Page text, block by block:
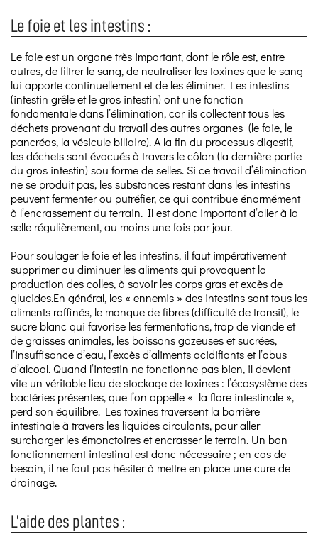
Le foie et les intestins :
Le foie est un organe très important, dont le rôle est, entre
autres, de filtrer le sang, de neutraliser les toxines que le sang
lui apporte continuellement et de les éliminer. Les intestins
(intestin grêle et le gros intestin) ont une fonction
fondamentale dans l’élimination, car ils collectent tous les
déchets provenant du travail des autres organes (le foie, le
pancréas, la vésicule biliaire). A la fin du processus digestif,
les déchets sont évacués à travers le côlon (la dernière partie
du gros intestin) sou forme de selles. Si ce travail d’élimination
ne se produit pas, les substances restant dans les intestins
peuvent fermenter ou putréfier, ce qui contribue énormément
à l’encrassement du terrain. Il est donc important d’aller à la
selle régulièrement, au moins une fois par jour.
Pour soulager le foie et les intestins, il faut impérativement
supprimer ou diminuer les aliments qui provoquent la
production des colles, à savoir les corps gras et excès de
glucides.En général, les « ennemis » des intestins sont tous les
aliments raffinés, le manque de fibres (difficulté de transit), le
sucre blanc qui favorise les fermentations, trop de viande et
de graisses animales, les boissons gazeuses et sucrées,
l’insuffisance d’eau, l’excès d’aliments acidifiants et l’abus
d’alcool. Quand l’intestin ne fonctionne pas bien, il devient
vite un véritable lieu de stockage de toxines : l’écosystème des
bactéries présentes, que l’on appelle « la flore intestinale »,
perd son équilibre. Les toxines traversent la barrière
intestinale à travers les liquides circulants, pour aller
surcharger les émonctoires et encrasser le terrain. Un bon
fonctionnement intestinal est donc nécessaire ; en cas de
besoin, il ne faut pas hésiter à mettre en place une cure de
drainage.
L’aide des plantes :